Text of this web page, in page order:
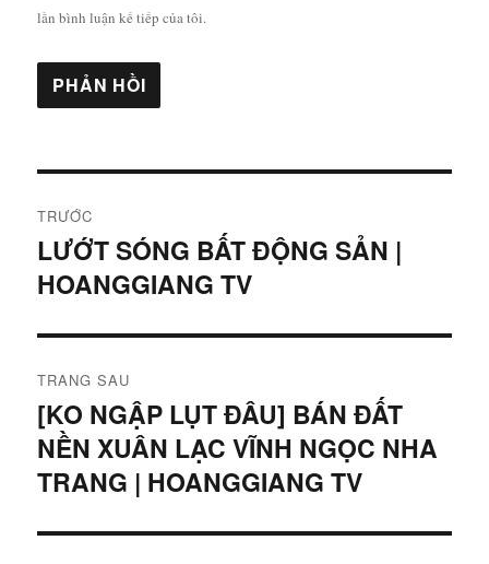
lần bình luận kế tiếp của tôi.
hướng
bài
viết
TRƯỚC
Bài
viết
LƯỚT SÓNG BẤT ĐỘNG SẢN |
HOANGGIANG TV
TRANG SAU
Bài
tiếp
theo:
[KO NGẬP LỤT ĐÂU] BÁN ĐẤT
NỀN XUÂN LẠC VĨNH NGỌC NHA
TRANG | HOANGGIANG TV